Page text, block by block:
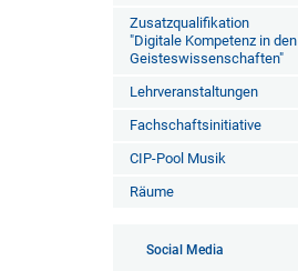
Zusatzqualifikation
"Digitale Kompetenz in den
Geisteswissenschaften"
Lehrveranstaltungen
Fachschaftsinitiative
CIP-Pool Musik
Räume
Social Media